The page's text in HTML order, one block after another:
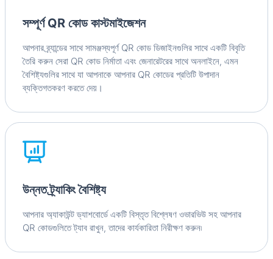
সম্পূর্ণ QR কোড কাস্টমাইজেশন
আপনার ব্র্যান্ডের সাথে সামঞ্জস্যপূর্ণ QR কোড ডিজাইনগুলির সাথে একটি বিবৃতি
তৈরি করুন সেরা QR কোড নির্মাতা এবং জেনারেটরের সাথে অনলাইনে, এমন
বৈশিষ্ট্যগুলির সাথে যা আপনাকে আপনার QR কোডের প্রতিটি উপাদান
ব্যক্তিগতকরণ করতে দেয়।
উন্নত ট্র্যাকিং বৈশিষ্ট্য
আপনার অ্যাকাউন্ট ড্যাশবোর্ডে একটি বিস্তৃত বিশ্লেষণ ওভারভিউ সহ আপনার
QR কোডগুলিতে ট্যাব রাখুন, তাদের কার্যকারিতা নিরীক্ষণ করুন৷